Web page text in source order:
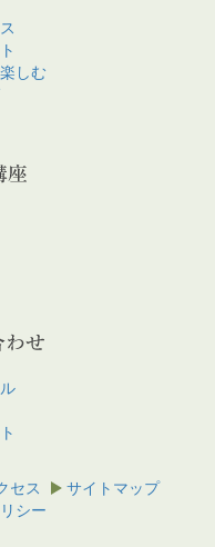
しむ
セス
サイトマップ
シー